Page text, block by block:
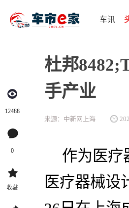
车讯
12488
0
收藏
杜邦
手产业
来源：中新网上海
作为医疗
医疗器械设